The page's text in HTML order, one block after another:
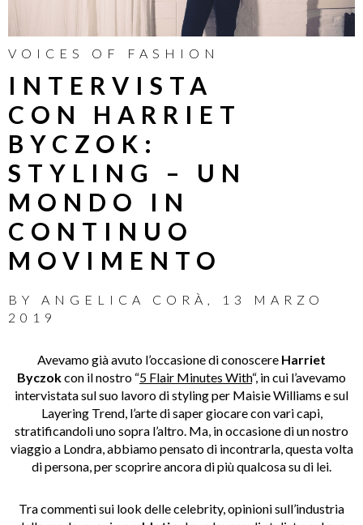
VOICES OF FASHION
INTERVISTA
CON HARRIET
BYCZOK:
STYLING – UN
MONDO IN
CONTINUO
MOVIMENTO
BY ANGELICA CORÀ ,
13 MARZO
2019
Avevamo già avuto l’occasione di conoscere Harriet
Byczokcon il nostro “5 Flair Minutes With“, in cui l’avevamo
intervistata sul suo lavoro di styling per Maisie Williams e sul
Layering Trend, l’arte di saper giocare con vari capi,
stratificandoli uno sopra l’altro. Ma, in occasione di un nostro
viaggio a Londra, abbiamo pensato di incontrarla, questa volta
di persona, per scoprire ancora di più qualcosa su di lei.
Tra commenti sui look delle celebrity, opinioni sull’industria